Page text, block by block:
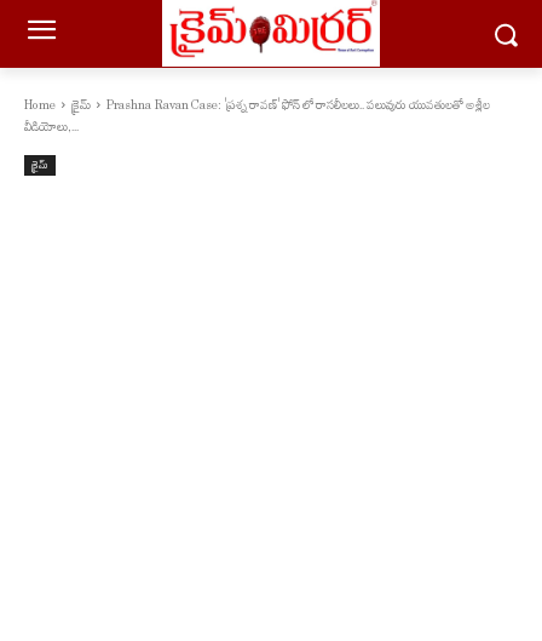
Home క్రైమ్
Prashna Ravan Case: 'ప్రశ్న రావణ్' ఫోన్ లో రాసలీలలు.. పలువురు యువతులతో అశ్లీల
వీడియోలు,...
క్రైమ్